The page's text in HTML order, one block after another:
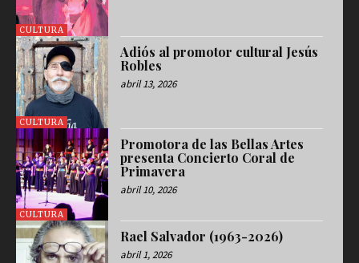
CULTURA
CULTURA
Adiós al promotor cultural Jesús
Robles
abril 13, 2026
CULTURA
Promotora de las Bellas Artes
presenta Concierto Coral de
Primavera
abril 10, 2026
Rael Salvador (1963-2026)
abril 1, 2026